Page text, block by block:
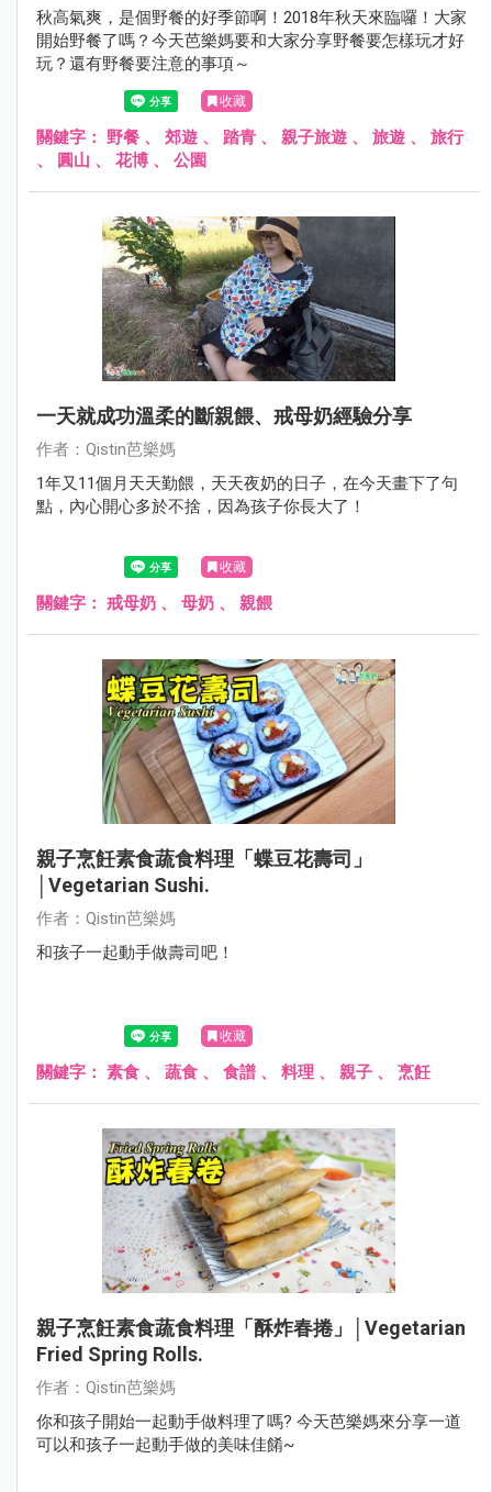
秋高氣爽，是個野餐的好季節啊！2018年秋天來臨囉！大家
開始野餐了嗎？今天芭樂媽要和大家分享野餐要怎樣玩才好
玩？還有野餐要注意的事項～
收藏
關鍵字： 野餐 、 郊遊 、 踏青 、 親子旅遊 、 旅遊 、 旅行
、
圓山 、 花博 、 公園
一天就成功溫柔的斷親餵、戒母奶經驗分享
作者：Qistin芭樂媽
1年又11個月天天勤餵，天天夜奶的日子，在今天畫下了句
點，內心開心多於不捨，因為孩子你長大了！
收藏
關鍵字： 戒母奶 、 母奶 、 親餵
親子烹飪素食蔬食料理「蝶豆花壽司」
│Vegetarian Sushi.
作者：Qistin芭樂媽
和孩子一起動手做壽司吧！
收藏
關鍵字： 素食 、 蔬食 、 食譜 、 料理 、 親子 、 烹飪
親子烹飪素食蔬食料理「酥炸春捲」│Vegetarian
Fried Spring Rolls.
作者：Qistin芭樂媽
你和孩子開始一起動手做料理了嗎? 今天芭樂媽來分享一道
可以和孩子一起動手做的美味佳餚~